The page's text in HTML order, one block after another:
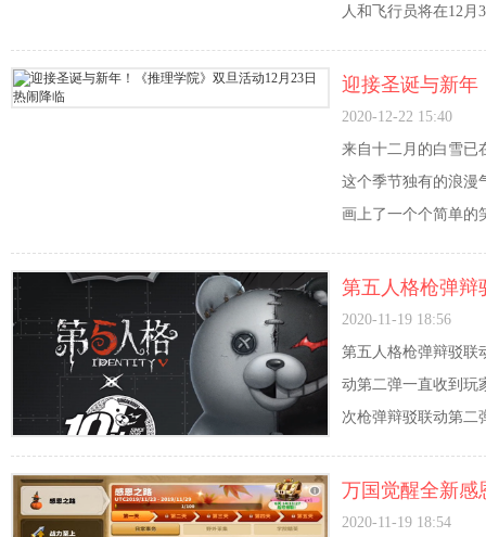
人和飞行员将在12月
迎接圣诞与新年
2020-12-22 15:40
来自十二月的白雪已
这个季节独有的浪漫
画上了一个个简单的
第五人格枪弹辩
启时间详情介绍
2020-11-19 18:56
第五人格枪弹辩驳联
动第二弹一直收到玩
次枪弹辩驳联动第二
万国觉醒全新感
分享
2020-11-19 18:54